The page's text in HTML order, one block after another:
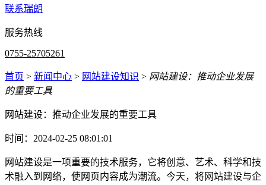
联系瑞朗
服务热线
0755-25705261
首页 > 新闻中心 > 网站建设知识 > 网站建设：推动企业发展
的重要工具
网站建设：推动企业发展的重要工具
时间：2024-02-25 08:01:01
网站建设是一项重要的技术服务，它将创意、艺术、科学和技
术融入到网络，使网页内容成为潮流。今天，将网站建设与企